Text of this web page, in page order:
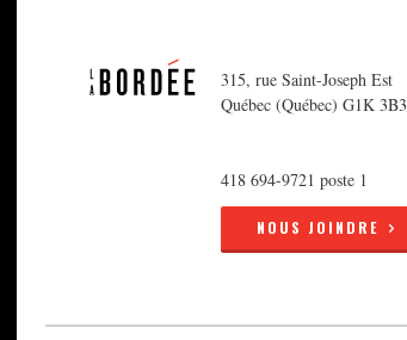
315, rue Saint-Joseph Est
Québec (Québec) G1K 3B3
418 694-9721 poste 1
NOUS JOINDRE